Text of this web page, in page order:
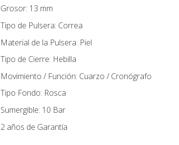
Grosor: 13 mm
Tipo de Pulsera: Correa
Material de la Pulsera: Piel
Tipo de Cierre: Hebilla
Movimiento / Función: Cuarzo / Cronógrafo
Tipo Fondo: Rosca
Sumergible: 10 Bar
2 años de Garantía